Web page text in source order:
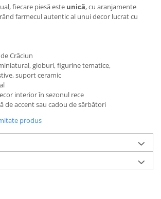
fiecare piesă este unică, cu aranjamente
farmecul autentic al unui decor lucrat cu
Crăciun
globuri, figurine tematice,
suport ceramic
interior în sezonul rece
de accent sau cadou de sărbători
produs